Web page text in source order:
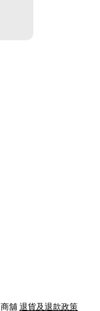
商舖 退貨及退款政策